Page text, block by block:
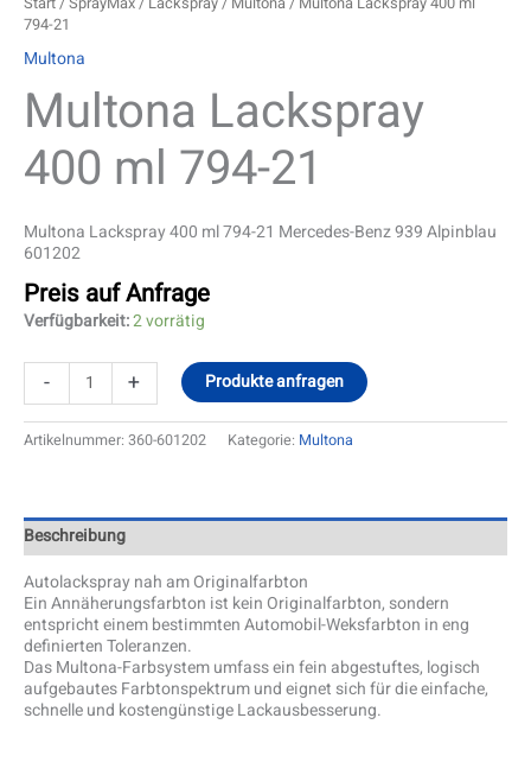
794-21
Multona
Multona Lackspray
400 ml 794-21
Multona Lackspray 400 ml 794-21 Mercedes-Benz 939 Alpinblau
601202
Preis auf Anfrage
Verfügbarkeit:2 vorrätig
- + Produkte anfragen
Artikelnummer: 360-601202 Kategorie: Multona
Beschreibung
Autolackspray nah am Originalfarbton
Ein Annäherungsfarbton ist kein Originalfarbton, sondern
entspricht einem bestimmten Automobil-Weksfarbton in eng
definierten Toleranzen.
Das Multona-Farbsystem umfass ein fein abgestuftes, logisch
aufgebautes Farbtonspektrum und eignet sich für die einfache,
schnelle und kostengünstige Lackausbesserung.